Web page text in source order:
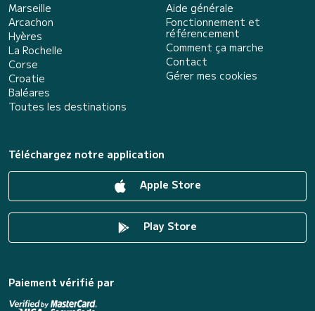
Marseille
Arcachon
Hyères
La Rochelle
Corse
Croatie
Baléares
Toutes les destinations
Aide générale
Fonctionnement et
référencement
Comment ça marche
Contact
Gérer mes cookies
Téléchargez notre application
Apple Store
Play Store
Paiement vérifié par